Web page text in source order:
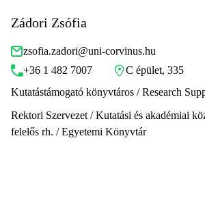
Zádori Zsófia
zsofia.zadori@uni-corvinus.hu
+36 1 482 7007
C épület, 335
Kutatástámogató könyvtáros / Research
Rektori Szervezet / Kutatási és akadémiai
felelős rh. / Egyetemi Könyvtár